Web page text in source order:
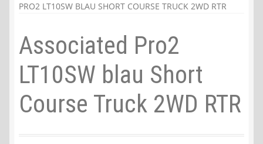
Mein Konto
Recycling, Entsorgung und Umwelt
Shop
Warenkorb
Ablauf einer Bestellung
PRO2 LT10SW BLAU SHORT COURSE TRUCK 2WD RTR
Associated Pro2
LT10SW blau Short
Course Truck 2WD RTR